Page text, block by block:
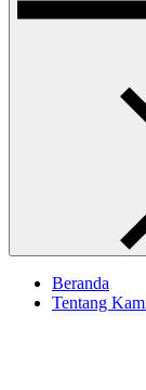
Beranda
Tentang